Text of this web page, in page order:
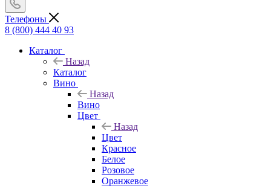
Телефоны
8 (800) 444 40 93
Каталог
Назад
Каталог
Вино
Назад
Вино
Цвет
Назад
Цвет
Красное
Белое
Розовое
Оранжевое